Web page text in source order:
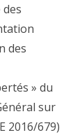
des
» du
sur
2016/679)